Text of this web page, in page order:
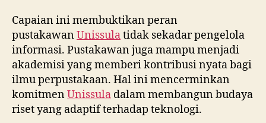
Capaian ini membuktikan peran
pustakawanUnissulatidak sekadar pengelola
informasi. Pustakawan juga mampu menjadi
akademisi yang memberi kontribusi nyata bagi
ilmu perpustakaan. Hal ini mencerminkan
komitmenUnissula dalam membangun budaya
riset yang adaptif terhadap teknologi.